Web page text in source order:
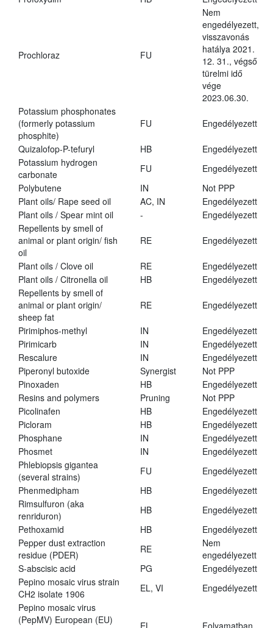
Prochloraz FU
Nem
engedélyezett,
visszavonás
hatálya 2021.
12. 31., végső
türelmi idő
vége
2023.06.30.
Potassium phosphonates
(formerly potassium
phosphite)
FU Engedélyezett
Quizalofop-P-tefuryl HB
Engedélyezett
Potassium hydrogen
carbonate
FU
Engedélyezett
Polybutene
IN
Not PPP
Plant oils/ Rape seed oil
AC, IN
Engedélyezett
Plant oils / Spear mint oil
-
Engedélyezett
Repellents by smell of
animal or plant origin/ fish
oil
RE Engedélyezett
Plant oils / Clove oil RE
Engedélyezett
Plant oils / Citronella oil
HB
Engedélyezett
Repellents by smell of
animal or plant origin/
sheep fat
RE Engedélyezett
Pirimiphos-methyl IN
Engedélyezett
Pirimicarb
IN
Engedélyezett
Rescalure
IN
Engedélyezett
Piperonyl butoxide
Synergist
Not PPP
Pinoxaden
HB
Engedélyezett
Resins and polymers
Pruning
Not PPP
Picolinafen
HB
Engedélyezett
Picloram
HB
Engedélyezett
Phosphane
IN
Engedélyezett
Phosmet
IN
Engedélyezett
Phlebiopsis gigantea
(several strains)
FU
Engedélyezett
Phenmedipham
HB
Engedélyezett
Rimsulfuron (aka
renriduron)
HB
Engedélyezett
Pethoxamid
HB
Engedélyezett
Pepper dust extraction
residue (PDER)
RE
Nem
engedélyezett
S-abscisic acid
PG
Engedélyezett
Pepino mosaic virus strain
CH2 isolate 1906
EL, VI
Engedélyezett
Pepino mosaic virus
(PepMV) European (EU)